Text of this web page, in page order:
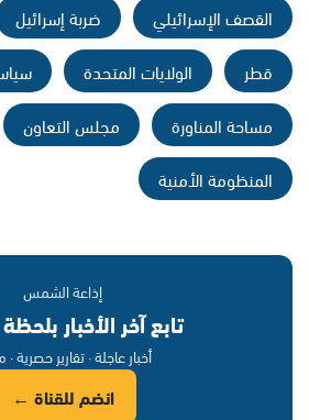
القصف الإسرائيلي ضربة إسرائيل
قطر
الولايات المتحدة
مساحة المناورة
مجلس التعاون
المنظومة الأمنية
إذاعة الشمس
تابع آخر الأخبار
أخبار عاجلة · تقارير حصرية ·
انضم للقناة ←